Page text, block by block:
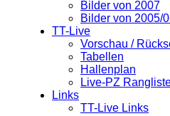
Bilder von 2007
Bilder von 2005/
TT-Live
Vorschau /
Tabellen
Hallenplan
Live-PZ
Links
TT-Live Links